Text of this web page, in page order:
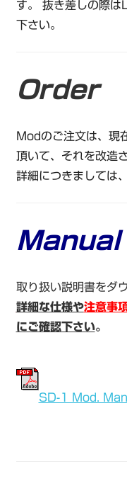
す。 抜き差しの際
下さい。
Order
Modのご注文は、現
頂いて、それを改造
詳細につきましては、
Manual
取り扱い説明書をダ
詳細な仕様や注意事
にご確認下さい。
SD-1 Mod.